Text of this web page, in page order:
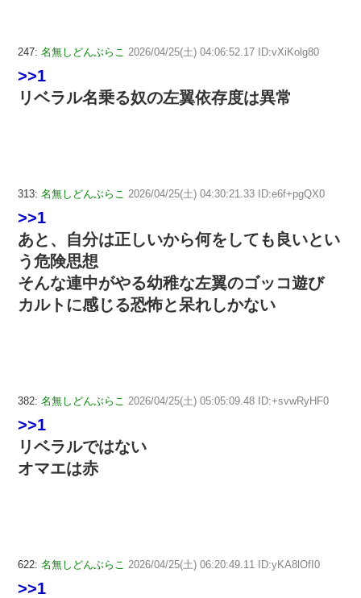
247: 名無しどんぶらこ 2026/04/25(土) 04:06:52.17 ID:vXiKolg80
>>1
リベラル名乗る奴の左翼依存度は異常
313: 名無しどんぶらこ 2026/04/25(土) 04:30:21.33 ID:e6f+pgQX0
>>1
あと、自分は正しいから何をしても良いとい
う危険思想
そんな連中がやる幼稚な左翼のゴッコ遊び
カルトに感じる恐怖と呆れしかない
382: 名無しどんぶらこ 2026/04/25(土) 05:05:09.48 ID:+svwRyHF0
>>1
リベラルではない
オマエは赤
622: 名無しどんぶらこ 2026/04/25(土) 06:20:49.11 ID:yKA8lOfI0
>>1